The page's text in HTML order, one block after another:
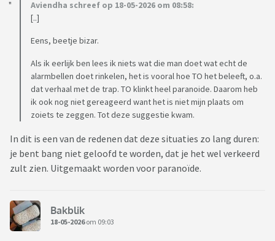
Zo vreemd.
En krijg ook nergens antwoord op, want hij regelt het
En volgens mij weet hij ook onder welke naam ik hier schijf,
want na inschrijving hier, zette hij twee weken later de film
Britget Jones op en zette het beeld stil en keek mij heel
doordringend aan en zei: Leuk hè, de film van Britget Jones
en bleef mij zo aankijken....?
Even voor de duidelijkheid andersom heb ik nergens
wachtwoorden van en op zijn eigen rekening geen zicht,
want dat gaat mij niks aan. Of loopt de boel op dit vlak te
Gaat dit bij jullie ook zo? Dit is toch raar
Aviendha schreef op 18-05-2026 om 08:58:
[..]
Eens, beetje bizar.
Als ik eerlijk ben lees ik niets wat die man doet wat echt de
alarmbellen doet rinkelen, het is vooral hoe TO het beleeft, o.a.
dat verhaal met de trap. TO klinkt heel paranoide. Daarom heb
ik ook nog niet gereageerd want het is niet mijn plaats om
zoiets te zeggen. Tot deze suggestie kwam.
In dit is een van de redenen dat deze situaties zo lang duren:
je bent bang niet geloofd te worden, dat je het wel verkeerd
zult zien. Uitgemaakt worden voor paranoïde.
Bakblik
18-05-2026om 09:03